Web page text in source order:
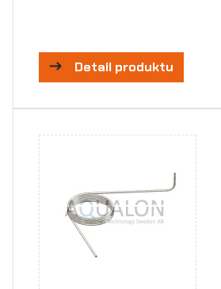
Detail produktu